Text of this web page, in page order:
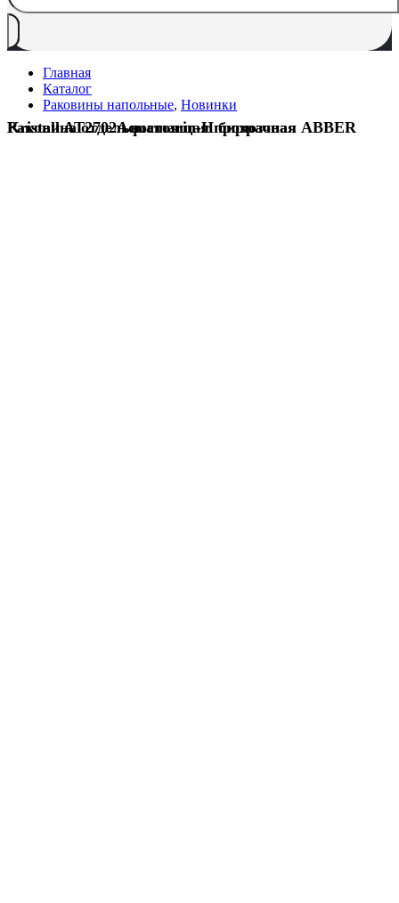
Главная
Каталог
Раковины напольные, Новинки
Раковина отдельностоящая прозрачная ABBER Kristall AT2702Aquamarin-H бирюзовая